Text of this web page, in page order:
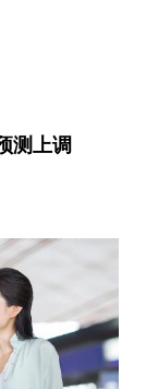
测上调